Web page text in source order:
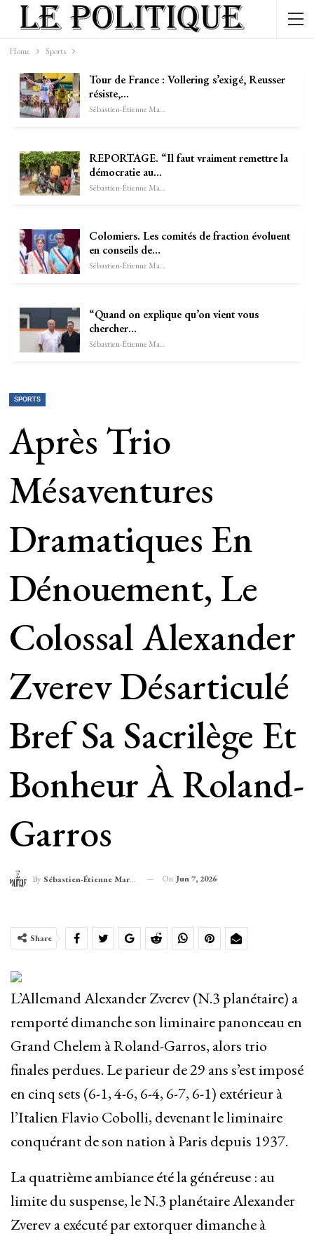
Home Sports
Tour de France : Vollering s’exigé, Reusser
résiste,…
Sébastien-Étienne Marechal
REPORTAGE. “Il faut vraiment remettre la
démocratie au…
Sébastien-Étienne Marechal
Colomiers. Les comités de fraction évoluent
en conseils de…
Sébastien-Étienne Marechal
“Quand on explique qu’on vient vous
chercher…
Sébastien-Étienne Marechal
SPORTS
Après Trio
Mésaventures
Dramatiques En
Dénouement, Le
Colossal Alexander
Zverev Désarticulé
Bref Sa Sacrilège Et
Bonheur À Roland-
Garros
By Sébastien-Étienne Marechal On Jun 7, 2026
Share
L’Allemand Alexander Zverev (N.3 planétaire) a
remporté dimanche son liminaire panonceau en
Grand Chelem à Roland-Garros, alors trio
finales perdues. Le parieur de 29 ans s’est imposé
en cinq sets (6-1, 4-6, 6-4, 6-7, 6-1) extérieur à
l’Italien Flavio Cobolli, devenant le liminaire
conquérant de son nation à Paris depuis 1937.
La quatrième ambiance été la généreuse : au
limite du suspense, le N.3 planétaire Alexander
Zverev a exécuté par extorquer dimanche à